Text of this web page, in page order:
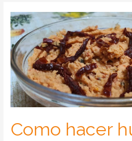
Como hacer